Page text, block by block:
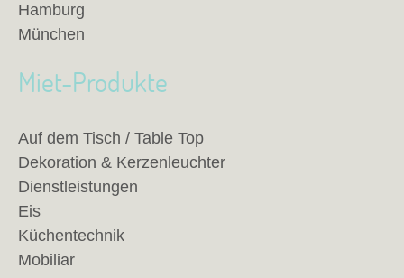
Hamburg
München
Miet-Produkte
Auf dem Tisch / Table Top
Dekoration & Kerzenleuchter
Dienstleistungen
Eis
Küchentechnik
Mobiliar